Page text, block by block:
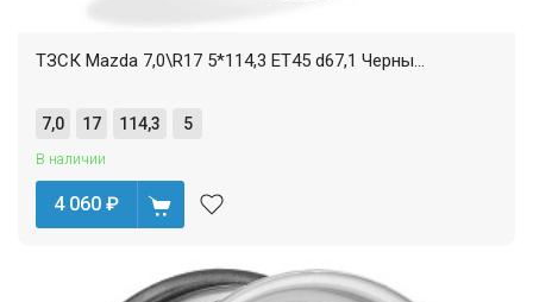
ТЗСК Mazda 7,0\R17 5*114,3 ET45 d67,1 Черны...
7,0 17 114,3 5
В наличии
4 060 ₽